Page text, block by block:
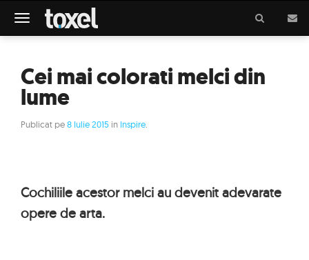
Meniu
Cei mai colorati melci din
lume
Publicat pe8 Iulie 2015 in Inspire
Cochiliile acestor melci au devenit adevarate
opere de arta.